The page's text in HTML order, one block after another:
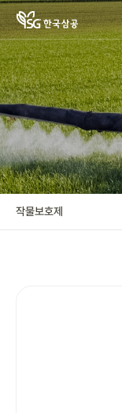
기업정보
작물보호제
작물보호제
작물보호제